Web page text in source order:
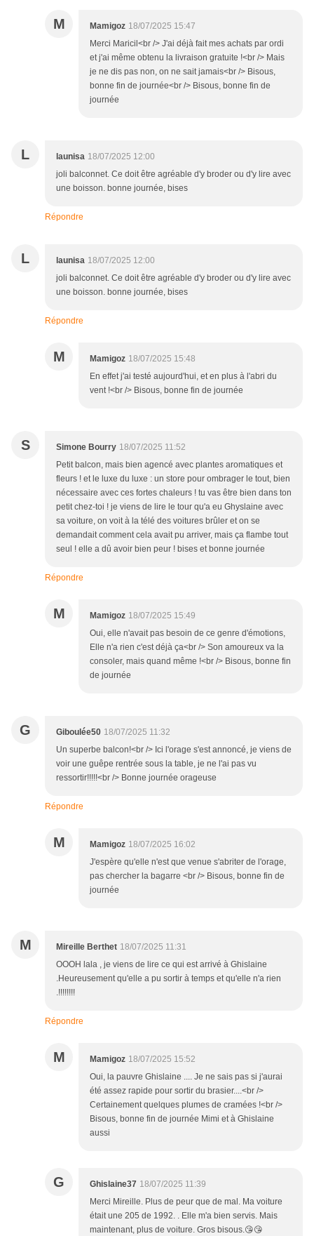
M Mamigoz 18/07/2025 15:47
Merci Maricil<br /> J'ai déjà fait mes achats par ordi
et j'ai même obtenu la livraison gratuite !<br /> Mais
je ne dis pas non, on ne sait jamais<br /> Bisous,
bonne fin de journée<br /> Bisous, bonne fin de
journée
L launisa 18/07/2025 12:00
joli balconnet. Ce doit être agréable d'y broder ou d'y lire avec
une boisson. bonne journée, bises
Répondre
L launisa 18/07/2025 12:00
joli balconnet. Ce doit être agréable d'y broder ou d'y lire avec
une boisson. bonne journée, bises
Répondre
M Mamigoz 18/07/2025 15:48
En effet j'ai testé aujourd'hui, et en plus à l'abri du
vent !<br /> Bisous, bonne fin de journée
S Simone Bourry 18/07/2025 11:52
Petit balcon, mais bien agencé avec plantes aromatiques et
fleurs ! et le luxe du luxe : un store pour ombrager le tout, bien
nécessaire avec ces fortes chaleurs ! tu vas être bien dans ton
petit chez-toi ! je viens de lire le tour qu'a eu Ghyslaine avec
sa voiture, on voit à la télé des voitures brûler et on se
demandait comment cela avait pu arriver, mais ça flambe tout
seul ! elle a dû avoir bien peur ! bises et bonne journée
Répondre
M Mamigoz 18/07/2025 15:49
Oui, elle n'avait pas besoin de ce genre d'émotions,
Elle n'a rien c'est déjà ça<br /> Son amoureux va la
consoler, mais quand même !<br /> Bisous, bonne fin
de journée
G Giboulée50 18/07/2025 11:32
Un superbe balcon!<br /> Ici l'orage s'est annoncé, je viens de
voir une guêpe rentrée sous la table, je ne l'ai pas vu
ressortir!!!!!<br /> Bonne journée orageuse
Répondre
M Mamigoz 18/07/2025 16:02
J'espère qu'elle n'est que venue s'abriter de l'orage,
pas chercher la bagarre <br /> Bisous, bonne fin de
journée
M Mireille Berthet 18/07/2025 11:31
OOOH lala , je viens de lire ce qui est arrivé à Ghislaine
.Heureusement qu'elle a pu sortir à temps et qu'elle n'a rien
.!!!!!!!!
Répondre
M Mamigoz 18/07/2025 15:52
Oui, la pauvre Ghislaine .... Je ne sais pas si j'aurai
été assez rapide pour sortir du brasier....<br />
Certainement quelques plumes de cramées !<br />
Bisous, bonne fin de journée Mimi et à Ghislaine
aussi
G Ghislaine37 18/07/2025 11:39
Merci Mireille. Plus de peur que de mal. Ma voiture
était une 205 de 1992. . Elle m'a bien servis. Mais
maintenant, plus de voiture. Gros bisous.😘😘